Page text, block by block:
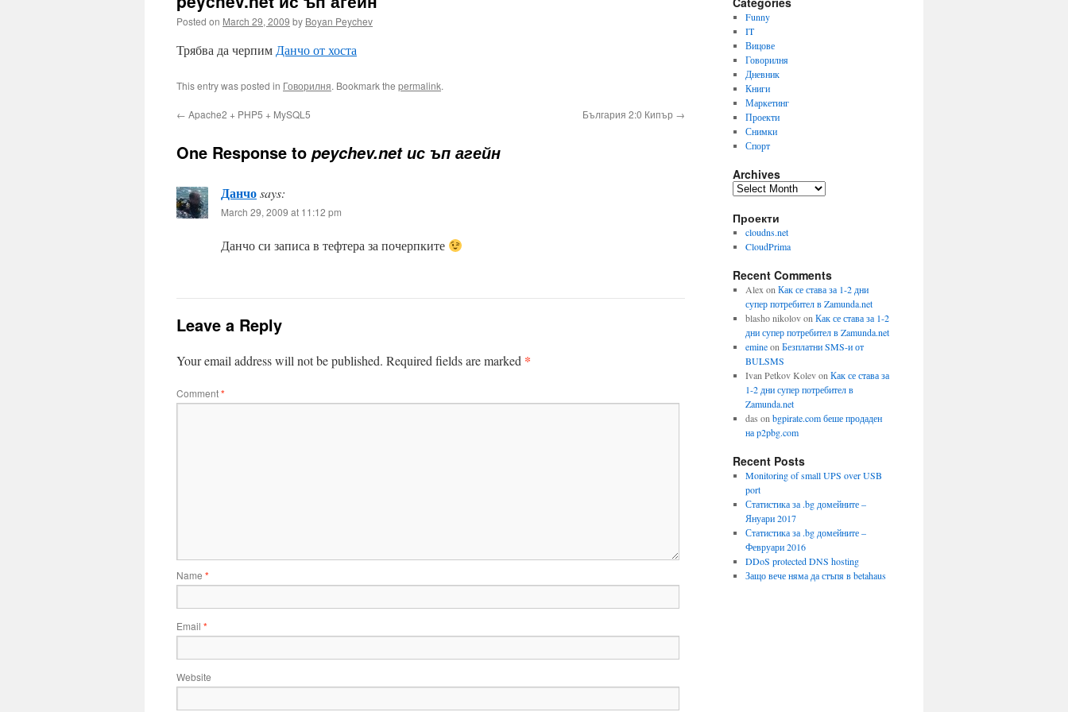
Posted on March 29, 2009 by Boyan Peychev
Трябва да черпим Данчо от хоста
This entry was posted in Говорилня. Bookmark the permalink.
← Apache2 + PHP5 + MySQL5 България 2:0 Кипър →
One Response to peychev.net ис ъп агейн
Данчоsays:
March 29, 2009 at 11:12 pm
Данчо си записа в тефтера за почерпките
Leave a Reply
Your email address will not be published. Required fields are marked *
Comment*
Name *
Email *
Website
Funny
IT
Вицове
Говорилня
Дневник
Книги
Маркетинг
Проекти
Снимки
Спорт
Archives
Archives
Проекти
cloudns.net
CloudPrima
Recent Comments
Alex on Как се става за 1-2 дни
супер потребител в Zamunda.net
blasho nikolovon Как се става за 1-2
дни супер потребител в Zamunda.net
emineon Безплатни SMS-и от
BULSMS
Ivan Petkov Kolevon Как се става за
1-2 дни супер потребител в
Zamunda.net
das on bgpirate.com беше продаден
на p2pbg.com
Recent Posts
Monitoring of small UPS over USB
port
Статистика за .bg домейните –
Януари 2017
Статистика за .bg домейните –
Февруари 2016
DDoS protected DNS hosting
Защо вече няма да стъпя в betahaus